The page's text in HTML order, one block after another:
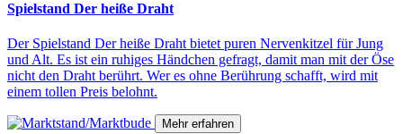
Spielstand Der heiße Draht
Der Spielstand Der heiße Draht bietet puren Nervenkitzel für Jung
und Alt. Es ist ein ruhiges Händchen gefragt, damit man mit der Öse
nicht den Draht berührt. Wer es ohne Berührung schafft, wird mit
einem tollen Preis belohnt.
Mehr erfahren